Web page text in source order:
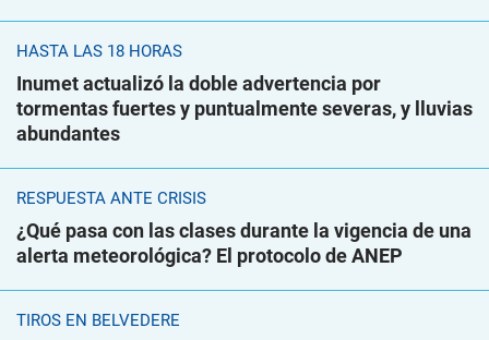
HASTA LAS 18 HORAS
Inumet actualizó la doble advertencia por
tormentas fuertes y puntualmente severas, y lluvias
abundantes
RESPUESTA ANTE CRISIS
¿Qué pasa con las clases durante la vigencia de una
alerta meteorológica? El protocolo de ANEP
TIROS EN BELVEDERE